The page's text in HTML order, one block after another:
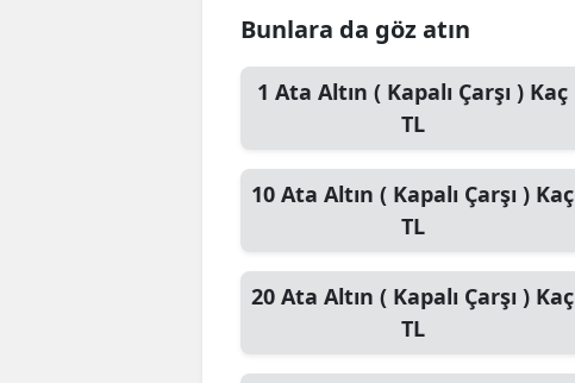
Bunlara da göz atın
1Ata Altın ( Kapalı Çarşı ) Kaç
TL
10Ata Altın ( Kapalı Çarşı ) Kaç
TL
20Ata Altın ( Kapalı Çarşı ) Kaç
TL